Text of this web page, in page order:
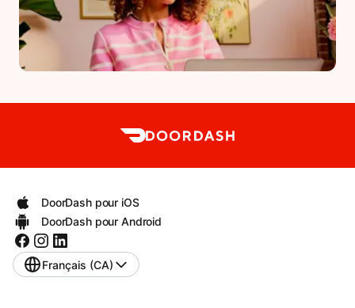
DoorDash pour iOS
DoorDash pour Android
Français (CA)